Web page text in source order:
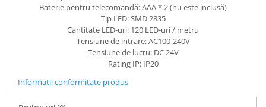
Baterie pentru telecomandă: AAA * 2 (nu este inclusă)
Tip LED: SMD 2835
Cantitate LED-uri: 120 LED-uri / metru
Tensiune de intrare: AC100-240V
Tensiune de lucru: DC 24V
Rating IP: IP20
Informatii conformitate produs